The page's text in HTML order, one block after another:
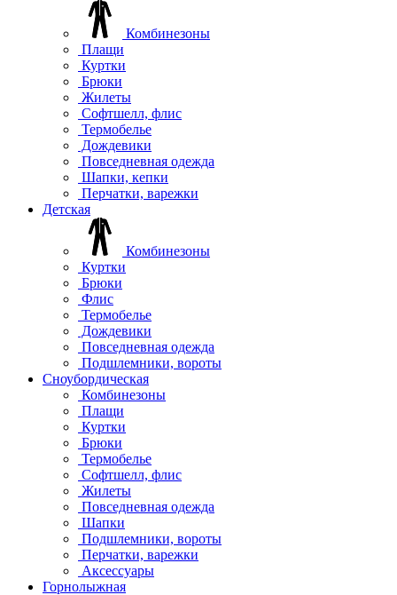
Комбинезоны
Плащи
Куртки
Брюки
Жилеты
Софтшелл, флис
Термобелье
Дождевики
Повседневная одежда
Шапки, кепки
Перчатки, варежки
Детская
Комбинезоны
Куртки
Брюки
Флис
Термобелье
Дождевики
Повседневная одежда
Подшлемники, вороты
Сноубордическая
Комбинезоны
Плащи
Куртки
Брюки
Термобелье
Софтшелл, флис
Жилеты
Повседневная одежда
Шапки
Подшлемники, вороты
Перчатки, варежки
Аксессуары
Горнолыжная